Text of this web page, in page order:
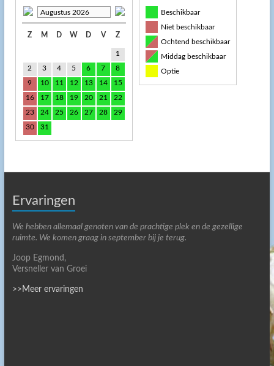
Augustus 2026
Z M D W D V Z
1
2
3 4 5 6 7
8
9
10 11 12 13 14
15
16
17 18 19 20 21
22
23
24 25 26 27 28
29
30
31
Beschikbaar
Niet beschikbaar
Ochtend beschikbaar
Middag beschikbaar
Optie
Ervaringen
We hebben allemaal genoten van de prachtige plek en de gezellige
ruimte. We komen graag in september bij je terug.
Joop Egmond,
Versneller van Groei
>>Meer ervaringen